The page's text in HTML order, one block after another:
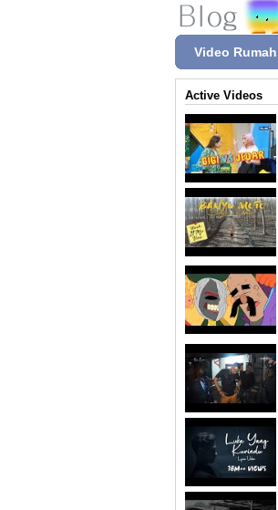
Video Rumah
Active Videos